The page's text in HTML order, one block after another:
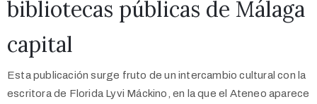
bibliotecas públicas de Málaga
capital
Esta publicación surge fruto de un intercambio cultural con la
escritora de Florida Lyvi Máckino, en la que el Ateneo aparece